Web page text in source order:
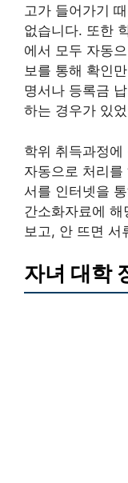
고가 들어가기
없습니다. 또한
에서 모두 자동
보를 통해 확인
명서나 등록금
하는 경우가 있
학위 취득과정
자동으로 처리
서를 인터넷을
간소화자료에
보고, 안 뜨면 서
자녀 대학